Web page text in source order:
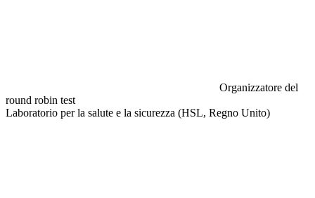
Organizzatore del
round robin test
Laboratorio per la salute e la sicurezza (HSL, Regno Unito)